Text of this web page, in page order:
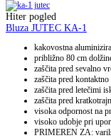
Hiter pogled
Bluza JUTEC KA-1
kakovostna
približno 80 cm
zaščita pred sevalno
zaščita pred
zaščita pred letečimi
zaščita pred
visoka odpornost na
visoko udobje pri
PRIMEREN ZA: